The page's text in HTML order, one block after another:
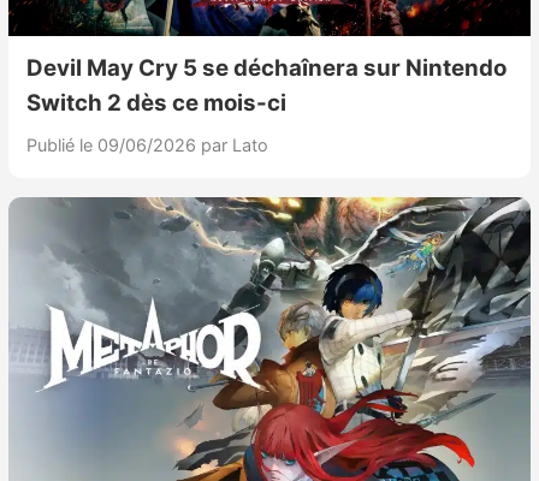
Devil May Cry 5 se déchaînera sur Nintendo
Switch 2 dès ce mois-ci
Publié le 09/06/2026 par Lato